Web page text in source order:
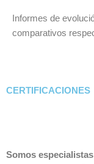
Informes de
comparativos
CERTIFICACIONES
Somos